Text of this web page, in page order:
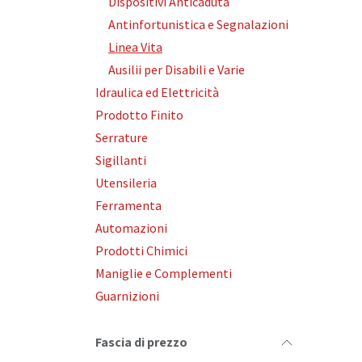
Antinfortunistica e Segnalazioni
Linea Vita
Ausilii per Disabili e Varie
Idraulica ed Elettricità
Prodotto Finito
Serrature
Sigillanti
Utensileria
Ferramenta
Automazioni
Prodotti Chimici
Maniglie e Complementi
Guarnizioni
Fascia di prezzo